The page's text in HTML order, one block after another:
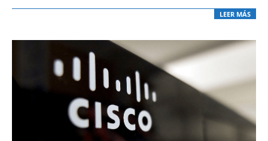
LEER MÁS